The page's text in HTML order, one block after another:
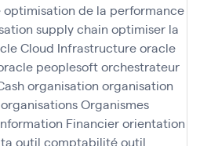
optimisation de la performance
supply chain optimiser la
Cloud Infrastructureoracle
peoplesoftorchestrateur
organisation organisation
organisationsOrganismes
Financierorientation
outil comptabilitéoutil